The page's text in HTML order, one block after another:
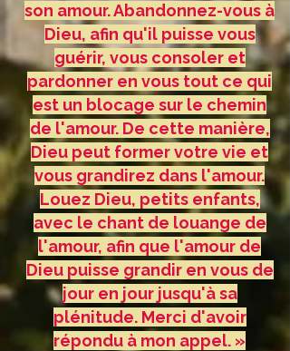
son amour. Abandonnez-vous à
Dieu, afin qu'il puisse vous
guérir, vous consoler et
pardonner en vous tout ce qui
est un blocage sur le chemin
de l'amour. De cette manière,
Dieu peut former votre vie et
vous grandirez dans l'amour.
Louez Dieu, petits enfants,
avec le chant de louange de
l'amour, afin que l'amour de
Dieu puisse grandir en vous de
jour en jour jusqu'à sa
plénitude. Merci d'avoir
répondu à mon appel. »